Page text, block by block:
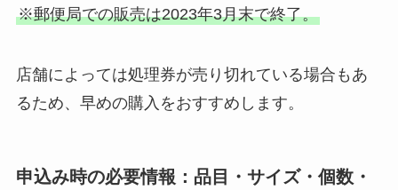
※郵便局での販売は2023年3月末で終了。
店舗によっては処理券が売り切れている場合もあ
るため、早めの購入をおすすめします。
申込み時の必要情報：品目・サイズ・個数・